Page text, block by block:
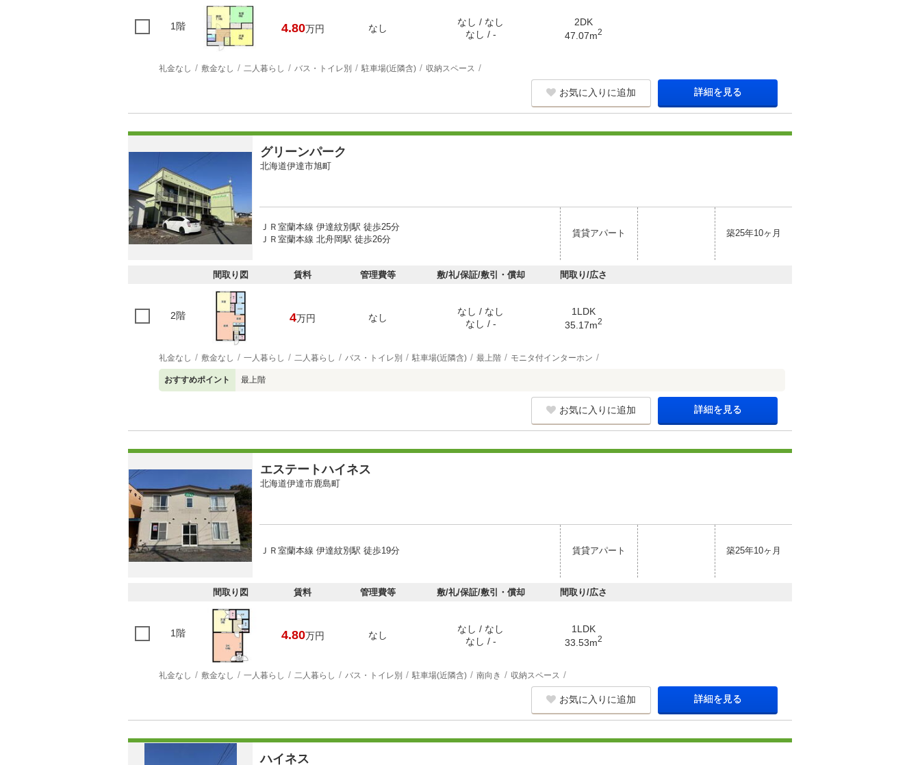
1階 4.80万円 なし
なし / なし
なし / -
2DK
47.07m2
礼金なし 敷金なし 二人暮らし バス・トイレ別 駐車場(近隣含) 収納スペース
お気に入りに追加 詳細を見る
グリーンパーク
北海道伊達市旭町
ＪＲ室蘭本線 伊達紋別駅 徒歩25分
ＪＲ室蘭本線 北舟岡駅 徒歩26分
賃貸アパート 築25年10ヶ月
間取り図 賃料 管理費等 敷/礼/保証/敷引・償却 間取り/広さ
2階 4万円 なし
なし / なし
なし / -
1LDK
35.17m2
礼金なし 敷金なし 一人暮らし 二人暮らし バス・トイレ別 駐車場(近隣含) 最上階 モニタ付インターホン
おすすめポイント 最上階
お気に入りに追加 詳細を見る
エステートハイネス
北海道伊達市鹿島町
ＪＲ室蘭本線 伊達紋別駅 徒歩19分 賃貸アパート 築25年10ヶ月
間取り図 賃料 管理費等 敷/礼/保証/敷引・償却 間取り/広さ
1階 4.80万円 なし
なし / なし
なし / -
1LDK
33.53m2
礼金なし 敷金なし 一人暮らし 二人暮らし バス・トイレ別 駐車場(近隣含) 南向き 収納スペース
お気に入りに追加 詳細を見る
ハイネス